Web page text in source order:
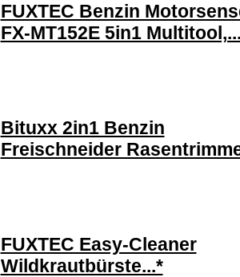
FUXTEC Benzin
FX-MT152E 5in1
Bituxx 2in1 Benzin
Freischneider
FUXTEC Easy-Cleaner
Wildkrautbürste...*